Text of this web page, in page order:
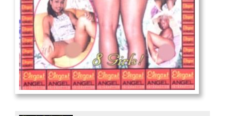
Sugar Walls #24